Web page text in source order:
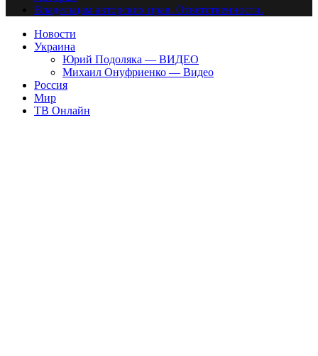
Владельцам авторских прав. Ответственности.
Новости
Украина
Юрий Подоляка — ВИДЕО
Михаил Онуфриенко — Видео
Россия
Мир
ТВ Онлайн